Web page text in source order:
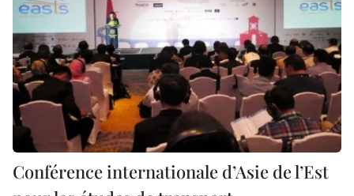
Conférence internationale d’Asie de l’Est